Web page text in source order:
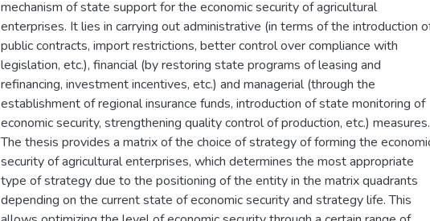
mechanism of state support for the economic security of agricultural
enterprises. It lies in carrying out administrative (in terms of the introduction
public contracts, import restrictions, better control over compliance with
legislation, etc.), financial (by restoring state programs of leasing and
refinancing, investment incentives, etc.) and managerial (through the
establishment of regional insurance funds, introduction of state monitoring of
economic security, strengthening quality control of production, etc.) measures.
The thesis provides a matrix of the choice of strategy of forming the
security of agricultural enterprises, which determines the most appropriate
type of strategy due to the positioning of the entity in the matrix quadrants
depending on the current state of economic security and strategy life. This